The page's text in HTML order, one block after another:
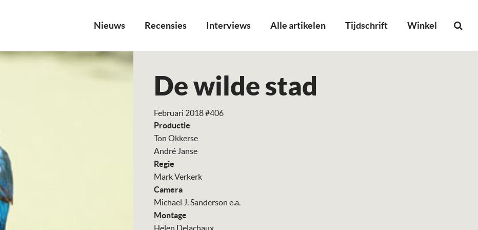
Nieuws Recensies Interviews Alle artikelen Tijdschrift Winkel
De wilde stad
Februari 2018 #406
Productie
Ton Okkerse
André Janse
Regie
Mark Verkerk
Camera
Michael J. Sanderson e.a.
Montage
Helen Delachaux